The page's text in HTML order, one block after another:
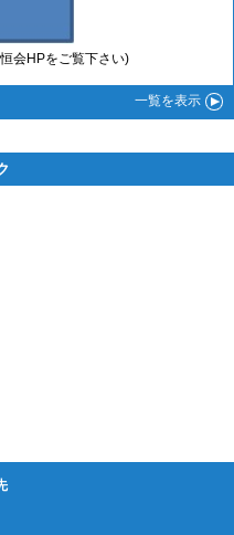
会HPをご覧下さい)
一覧を表示